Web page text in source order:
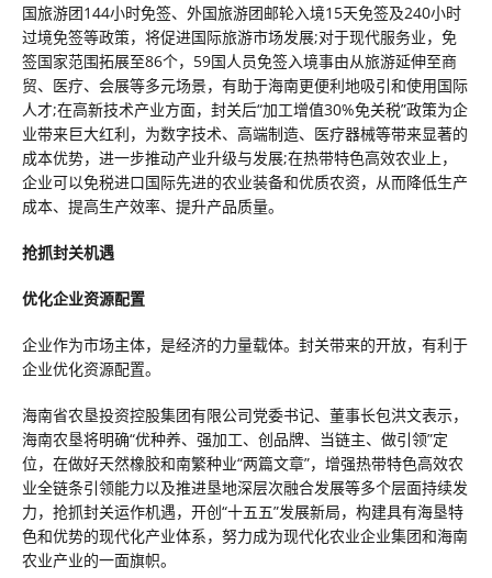
国旅游团144小时免签、外国旅游团邮轮入境15天免签及240小时
过境免签等政策，将促进国际旅游市场发展;对于现代服务业，免
签国家范围拓展至86个，59国人员免签入境事由从旅游延伸至商
贸、医疗、会展等多元场景，有助于海南更便利地吸引和使用国际
人才;在高新技术产业方面，封关后“加工增值30%免关税”政策为企
业带来巨大红利，为数字技术、高端制造、医疗器械等带来显著的
成本优势，进一步推动产业升级与发展;在热带特色高效农业上，
企业可以免税进口国际先进的农业装备和优质农资，从而降低生产
成本、提高生产效率、提升产品质量。
抢抓封关机遇
优化企业资源配置
企业作为市场主体，是经济的力量载体。封关带来的开放，有利于
企业优化资源配置。
海南省农垦投资控股集团有限公司党委书记、董事长包洪文表示，
海南农垦将明确“优种养、强加工、创品牌、当链主、做引领”定
位，在做好天然橡胶和南繁种业“两篇文章”，增强热带特色高效农
业全链条引领能力以及推进垦地深层次融合发展等多个层面持续发
力，抢抓封关运作机遇，开创“十五五”发展新局，构建具有海垦特
色和优势的现代化产业体系，努力成为现代化农业企业集团和海南
农业产业的一面旗帜。